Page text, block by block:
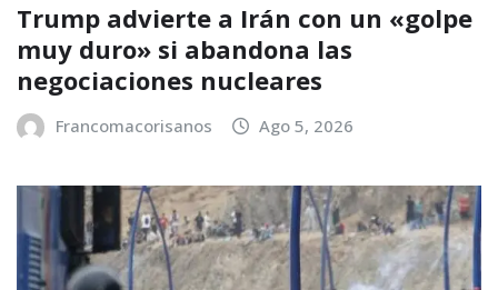
Trump advierte a Irán con un «golpe
muy duro» si abandona las
negociaciones nucleares
Francomacorisanos Ago 5, 2026